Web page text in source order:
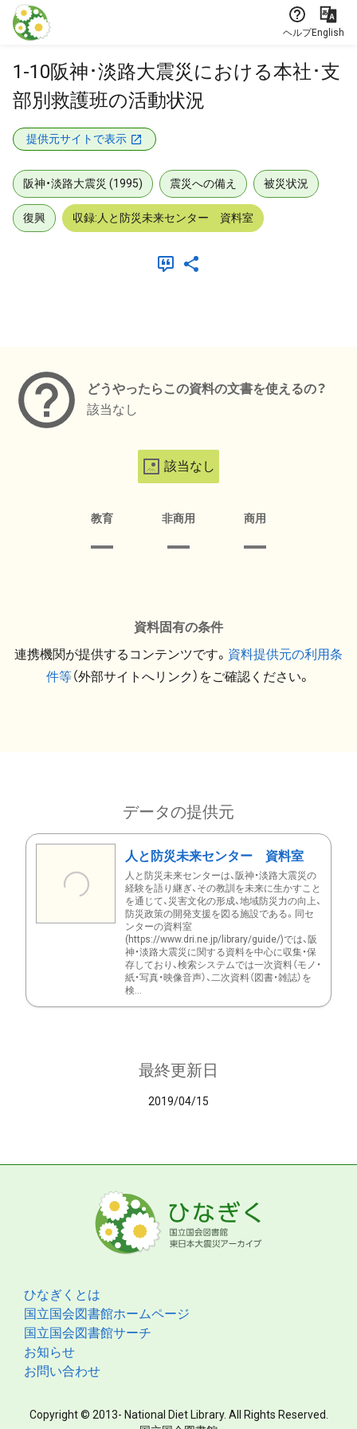
本文に飛ぶ
ヘルプEnglish
1-10阪神･淡路大震災における本社･支
部別救護班の活動状況
提供元サイトで表示
阪神・淡路大震災 (1995) 震災への備え 被災状況
復興 収録:人と防災未来センター 資料室
どうやったらこの資料の文書を使えるの？
該当なし
該当なし
教育 非商用 商用
資料固有の条件
連携機関が提供するコンテンツです。 資料提供元の利用条
件等（外部サイトへリンク）をご確認ください。
データの提供元
人と防災未来センター 資料室
人と防災未来センターは、阪神・淡路大震災の
経験を語り継ぎ、その教訓を未来に生かすこと
を通じて、災害文化の形成、地域防災力の向上、
防災政策の開発支援を図る施設である。同セ
ンターの資料室
(https://www.dri.ne.jp/library/guide/)では、阪
神・淡路大震災に関する資料を中心に収集・保
存しており、検索システムでは一次資料（モノ・
紙・写真・映像音声）、二次資料（図書・雑誌）を
検...
最終更新日
2019/04/15
ひなぎくとは
国立国会図書館ホームページ
国立国会図書館サーチ
お知らせ
お問い合わせ
Copyright © 2013- National Diet Library. All Rights Reserved.